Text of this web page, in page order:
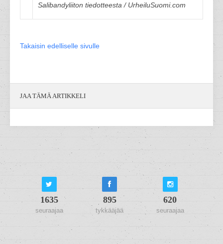
Salibandyliiton tiedotteesta / UrheiluSuomi.com
Takaisin edelliselle sivulle
JAA TÄMÄ ARTIKKELI
1635
seuraajaa
895
tykkääjää
620
seuraajaa